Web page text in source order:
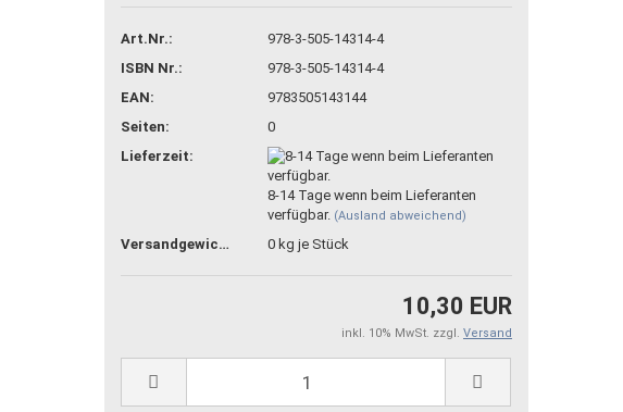
Konto erstellen
Passwort vergessen?
Art.Nr.:
978-3-505-14314-4
ISBN Nr.:
978-3-505-14314-4
EAN:
9783505143144
Seiten:
0
Lieferzeit:
8-14 Tage wenn beim Lieferanten
verfügbar. (Ausland abweichend)
Versandgewicht: 0 kg je Stück
10,30 EUR
inkl. 10% MwSt. zzgl. Versand